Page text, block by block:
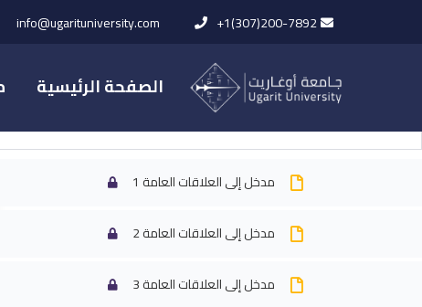
info@ugarituniversity.com +1(307)200-7892
الصفحة الرئيسية
الرئيسية All Courses مدخل إلى
الفيديوهات
مدخل إلى العلاقات العامة 1
مدخل إلى العلاقات العامة 2
مدخل إلى العلاقات العامة 3